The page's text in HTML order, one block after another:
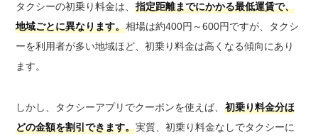
タクシーの初乗り料金は、指定距離までにかかる最低運賃で、
地域ごとに異なります。相場は約400円～600円ですが、タクシ
ーを利用者が多い地域ほど、初乗り料金は高くなる傾向にあり
ます。
しかし、タクシーアプリでクーポンを使えば、初乗り料金分ほ
どの金額を割引できます。実質、初乗り料金なしでタクシーに